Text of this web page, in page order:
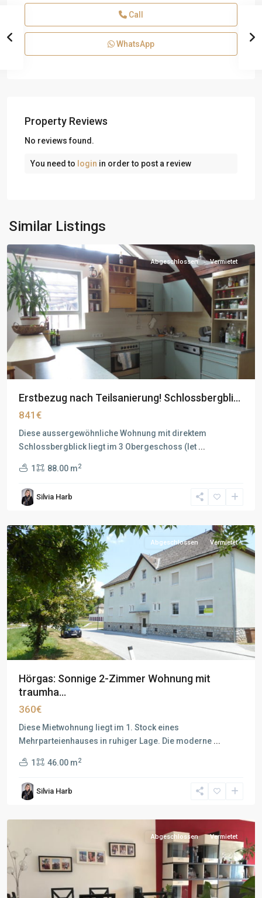
Call
WhatsApp
Property Reviews
No reviews found.
You need to login in order to post a review
Similar Listings
Abgeschlossen Vermietet
Erstbezug nach Teilsanierung! Schlossbergbli...
841€
Diese aussergewöhnliche Wohnung mit direktem
Schlossbergblick liegt im 3 Obergeschoss (let ...
1 88.00 m2
Silvia Harb
Abgeschlossen Vermietet
Hörgas: Sonnige 2-Zimmer Wohnung mit
traumha...
360€
Diese Mietwohnung liegt im 1. Stock eines
Mehrparteienhauses in ruhiger Lage. Die moderne ...
1 46.00 m2
Silvia Harb
Abgeschlossen Vermietet